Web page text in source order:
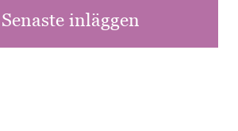
Senaste inläggen